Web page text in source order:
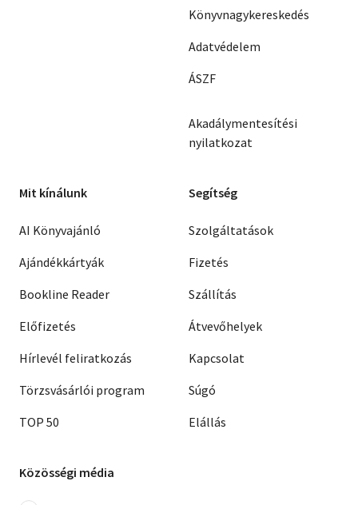
Könyvnagykereskedés
Adatvédelem
ÁSZF
Akadálymentesítési
nyilatkozat
Mit kínálunk
AI Könyvajánló
Ajándékkártyák
Bookline Reader
Előfizetés
Hírlevél feliratkozás
Törzsvásárlói program
TOP 50
Segítség
Szolgáltatások
Fizetés
Szállítás
Átvevőhelyek
Kapcsolat
Súgó
Elállás
Közösségi média